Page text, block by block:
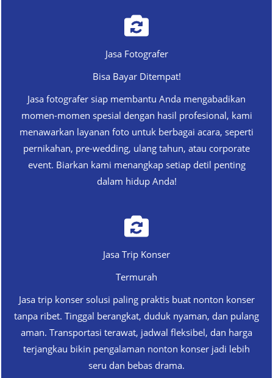
Jasa Fotografer
Bisa Bayar Ditempat!
Jasa fotografer siap membantu Anda mengabadikan
momen-momen spesial dengan hasil profesional, kami
menawarkan layanan foto untuk berbagai acara, seperti
pernikahan, pre-wedding, ulang tahun, atau corporate
event. Biarkan kami menangkap setiap detil penting
dalam hidup Anda!
Jasa Trip Konser
Termurah
Jasa trip konser solusi paling praktis buat nonton konser
tanpa ribet. Tinggal berangkat, duduk nyaman, dan pulang
aman. Transportasi terawat, jadwal fleksibel, dan harga
terjangkau bikin pengalaman nonton konser jadi lebih
seru dan bebas drama.